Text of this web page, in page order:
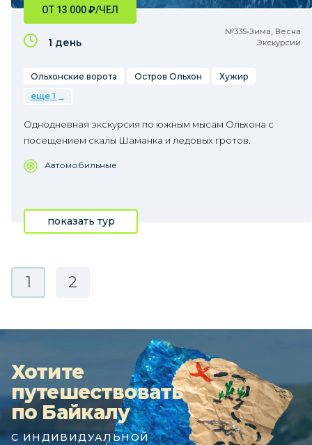
№335•Зима, Весна
Экскурсии
ОТ 13 000₽/ЧЕЛ
1 день
Ольхонские ворота Остров Ольхон
Хужир
еще 1
Однодневная экскурсия по южным мысам Ольхона с
посещением скалы Шаманка и ледовых гротов.
Автомобильные
показать тур
1 2
Хотите
путешествовать
по Байкалу
С ИНДИВИДУАЛЬНОЙ